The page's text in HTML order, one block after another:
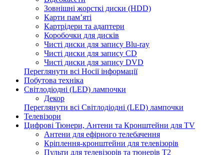
Зовнішні жорсткі диски (HDD)
Карти пам’яті
Картрідери та адаптери
Коробочки для дисків
Чисті диски для запису Blu-ray
Чисті диски для запису CD
Чисті диски для запису DVD
Переглянути всі Носії інформації
Побутова техніка
Світлодіодні (LED) лампочки
Декор
Переглянути всі Світлодіодні (LED) лампочки
Телевізори
Цифрові Тюнери, Антени та Кронштейни для TV
Антени для ефірного телебачення
Кріплення-кронштейни для телевізорів
Пульти для телевізорів та тюнерів T2